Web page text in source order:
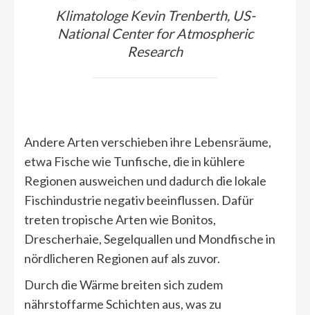
Klimatologe Kevin Trenberth, US-
National Center for Atmospheric
Research
Andere Arten verschieben ihre Lebensräume,
etwa Fische wie Tunfische, die in kühlere
Regionen ausweichen und dadurch die lokale
Fischindustrie negativ beeinflussen. Dafür
treten tropische Arten wie Bonitos,
Drescherhaie, Segelquallen und Mondfische in
nördlicheren Regionen auf als zuvor.
Durch die Wärme breiten sich zudem
nährstoffarme Schichten aus, was zu